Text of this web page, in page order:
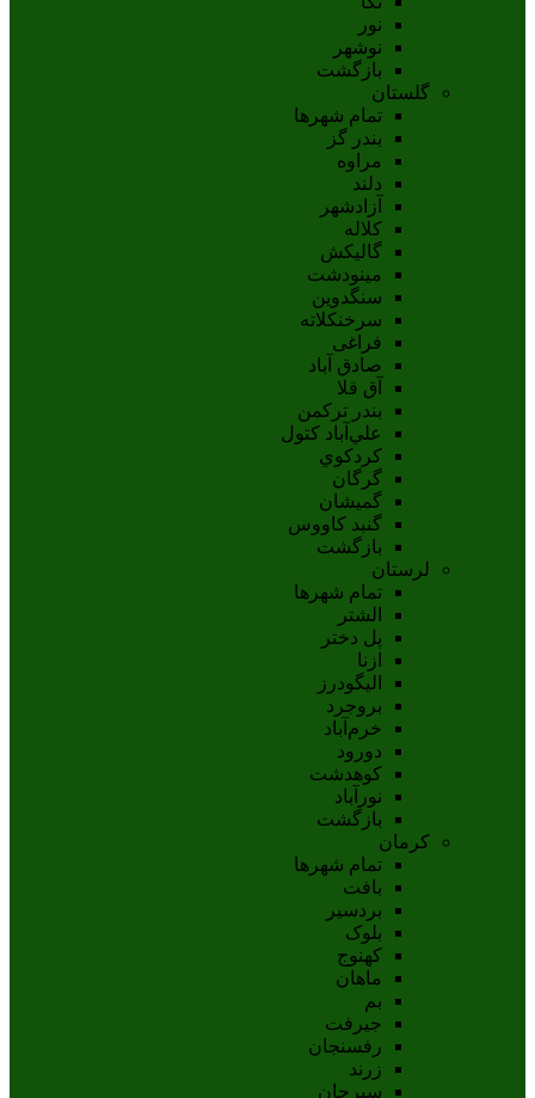
نور
نوشهر
بازگشت
گلستان
تمام شهر‌ها
بندر گز
مراوه
دلند
آزادشهر
کلاله
گالیکش
مینودشت
سنگدوین
سرخنکلاته
فراغی
صادق آباد
آق قلا
بندر ترکمن
علي‌آباد کتول
کردکوي
گرگان
گميشان
گنبد کاووس
بازگشت
لرستان
تمام شهر‌ها
الشتر
پل دختر
ازنا
اليگودرز
بروجرد
خرم‌آباد
دورود
کوهدشت
نورآباد
بازگشت
کرمان
تمام شهر‌ها
بافت
بردسیر
بلوک
کهنوج
ماهان
بم
جيرفت
رفسنجان
زرند
سيرجان